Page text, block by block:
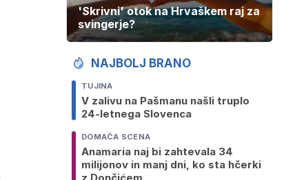
'Skrivni' otok na Hrvaškem raj za
svingerje?
NAJBOLJ BRANO
TUJINA
V zalivu na Pašmanu našli truplo
24-letnega Slovenca
DOMAČA SCENA
Anamaria naj bi zahtevala 34
milijonov in manj dni, ko sta hčerki